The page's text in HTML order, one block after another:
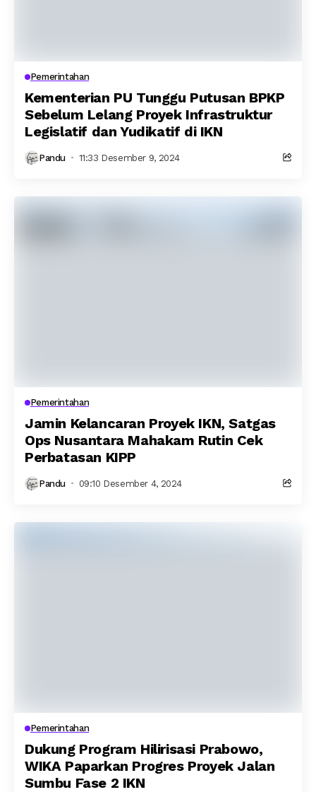
Pemerintahan
Kementerian PU Tunggu Putusan BPKP
Sebelum Lelang Proyek Infrastruktur
Legislatif dan Yudikatif di IKN
Pandu 11:33 Desember 9, 2024
Pemerintahan
Jamin Kelancaran Proyek IKN, Satgas
Ops Nusantara Mahakam Rutin Cek
Perbatasan KIPP
Pandu 09:10 Desember 4, 2024
Pemerintahan
Dukung Program Hilirisasi Prabowo,
WIKA Paparkan Progres Proyek Jalan
Sumbu Fase 2 IKN